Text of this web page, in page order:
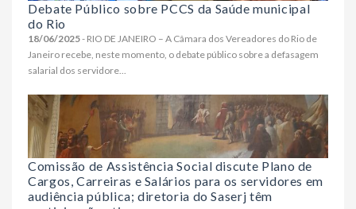
Debate Público sobre PCCS da Saúde municipal
do Rio
18/06/2025- RIO DE JANEIRO – A Câmara dos Vereadores do Rio de
Janeiro recebe, neste momento, o debate público sobre a defasagem
salarial dos servidore...
Comissão de Assistência Social discute Plano de
Cargos, Carreiras e Salários para os servidores em
audiência pública; diretoria do Saserj têm